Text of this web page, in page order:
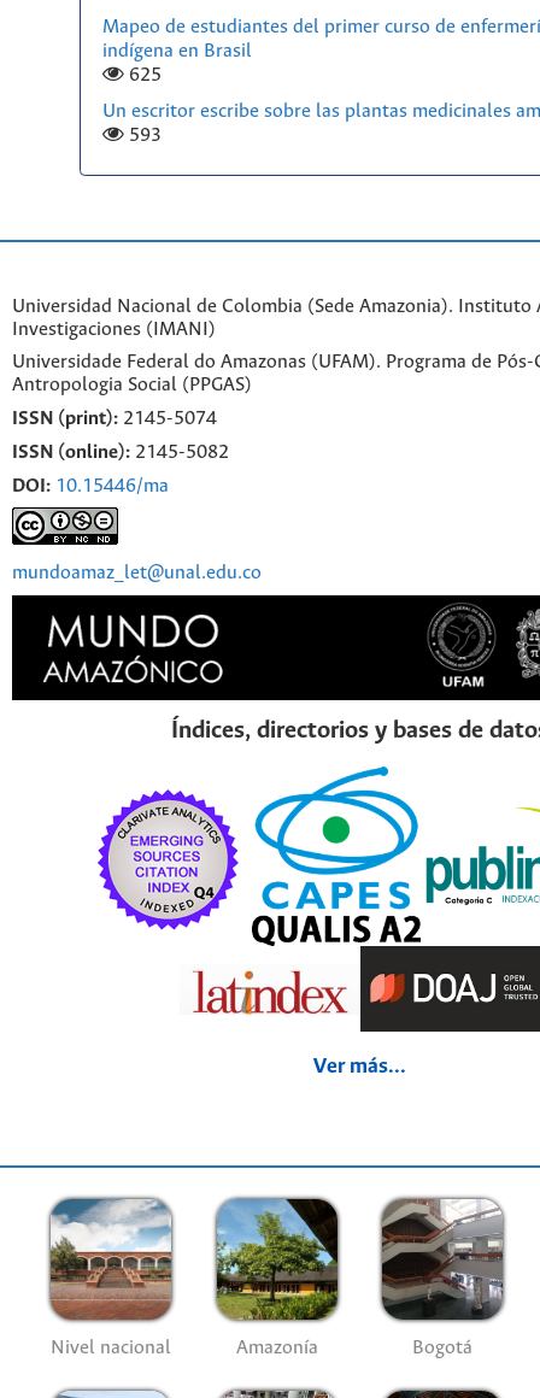
Mapeo de estudiantes del primer curso de
indígena en Brasil
625
Un escritor escribe sobre las plantas medicinales
593
Universidad Nacional de Colombia (Sede Amazonia). Instituto
Investigaciones (IMANI)
Universidade Federal do Amazonas (UFAM). Programa de Pós-
Antropologia Social (PPGAS)
ISSN (print): 2145-5074
ISSN (online): 2145-5082
DOI: 10.15446/ma
mundoamaz_let@unal.edu.co
Índices, directorios y bases de
Ver más...
Nivel nacional Amazonía Bogotá